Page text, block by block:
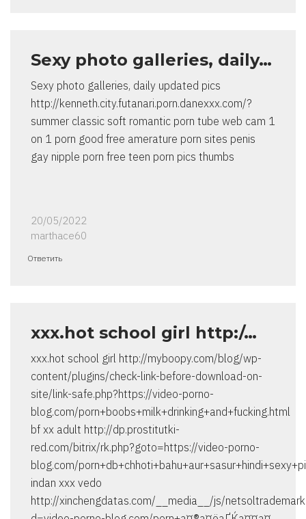
Sexy photo galleries, daily…
Sexy photo galleries, daily updated pics
http://kenneth.city.futanari.porn.danexxx.com/?
summer classic soft romantic porn tube web cam 1
on 1 porn good free amerature porn sites penis
gay nipple porn free teen porn pics thumbs
20/05/2022
marthace60
Ответить
xxx.hot school girl http:/…
xxx.hot school girl http://myboopy.com/blog/wp-
content/plugins/check-link-before-download-on-
site/link-safe.php?https://video-porno-
blog.com/porn+boobs+milk+drinking+and+fucking.html
bf xx adult http://dp.prostitutki-
red.com/bitrix/rk.php?goto=https://video-porno-
blog.com/
indan xxx vedo
http://xinchengdatas.com/__media__/js/